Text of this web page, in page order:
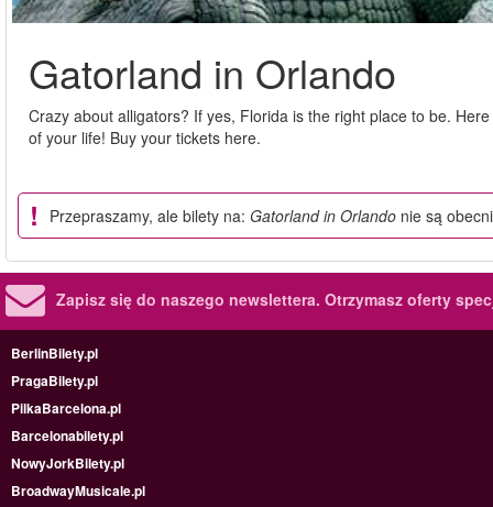
Gatorland in Orlando
Crazy about alligators? If yes, Florida is the right place to be.
of your life! Buy your tickets here.
Przepraszamy, ale bilety na: Gatorland in Orlando nie są
Zapisz się do naszego newslettera. Otrzymasz oferty
BerlinBilety.pl
PragaBilety.pl
PilkaBarcelona.pl
Barcelonabilety.pl
NowyJorkBilety.pl
BroadwayMusicale.pl